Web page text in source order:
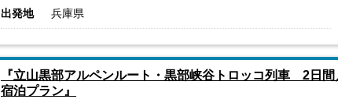
出発地 兵庫県
『立山黒部アルペンルート・黒部峡谷トロッコ列車 2日
宿泊プラン』